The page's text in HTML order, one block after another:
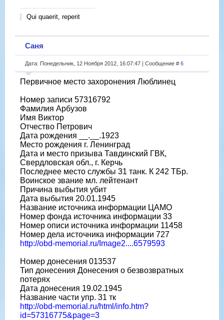
Qui quaerit, reperit
Саня
Дата: Понедельник, 12 Ноября 2012, 16:07:47 | Сообщение # 6
Первичное место захоронения Люблинец
Номер записи 57316792
Фамилия Арбузов
Имя Виктор
Отчество Петрович
Дата рождения __.__.1923
Место рождения г. Ленинград
Дата и место призыва Тавдинский ГВК,
Свердловская обл., г. Керчь
Последнее место службы 31 танк. К 242 ТБр.
Воинское звание мл. лейтенант
Причина выбытия убит
Дата выбытия 20.01.1945
Название источника информации ЦАМО
Номер фонда источника информации 33
Номер описи источника информации 11458
Номер дела источника информации 727
http://obd-memorial.ru/Image2....6579593
Номер донесения 013537
Тип донесения Донесения о безвозвратных
потерях
Дата донесения 19.02.1945
Название части упр. 31 тк
http://obd-memorial.ru/html/info.htm?
id=57316775&page=3